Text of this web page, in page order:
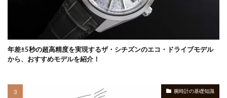
年差±5秒の超高精度を実現するザ・シチズンのエコ・ドライブモデル
から、おすすめモデルを紹介！
腕時計の基礎知識